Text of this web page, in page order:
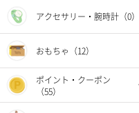
アクセサリー・腕時計（0）
おもちゃ（12）
ポイント・クーポン
（55）